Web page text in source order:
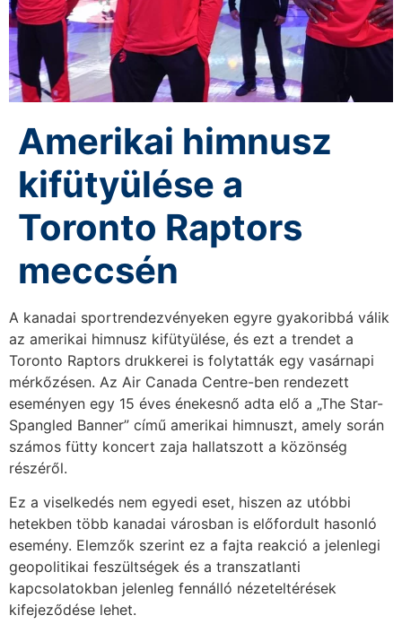
Amerikai himnusz
kifütyülése a
Toronto Raptors
meccsén
A kanadai sportrendezvényeken egyre gyakoribbá válik
az amerikai himnusz kifütyülése, és ezt a trendet a
Toronto Raptors drukkerei is folytatták egy vasárnapi
mérkőzésen. Az Air Canada Centre-ben rendezett
eseményen egy 15 éves énekesnő adta elő a „The Star-
Spangled Banner” című amerikai himnuszt, amely során
számos fütty koncert zaja hallatszott a közönség
részéről.
Ez a viselkedés nem egyedi eset, hiszen az utóbbi
hetekben több kanadai városban is előfordult hasonló
esemény. Elemzők szerint ez a fajta reakció a jelenlegi
geopolitikai feszültségek és a transzatlanti
kapcsolatokban jelenleg fennálló nézeteltérések
kifejeződése lehet.